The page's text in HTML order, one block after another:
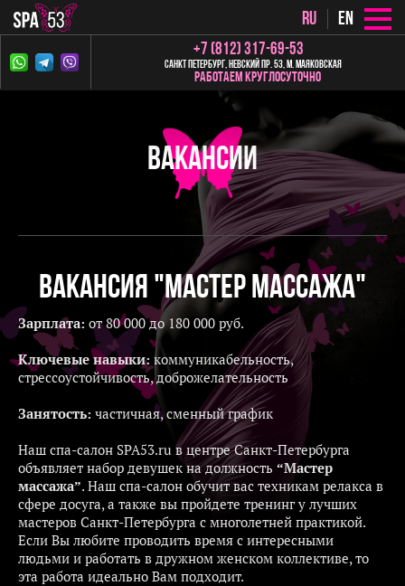
ru en
+7 (812) 317-69-53
Санкт Петербург, Невский пр. 53, м. Маяковская
работаем круглосуточно
Вакансии
Вакансия "Мастер массажа"
Зарплата: от 80 000 до 180 000 руб.
Ключевые навыки: коммуникабельность,
cтрессоустойчивость, доброжелательность
Занятость: частичная, сменный график
Наш спа-салон SPA53.ru в центре Санкт-Петербурга
объявляет набор девушек на должность “Мастер
массажа”. Наш спа-салон обучит вас техникам релакса в
сфере досуга, а также вы пройдете тренинг у лучших
мастеров Санкт-Петербурга с многолетней практикой.
Если Вы любите проводить время с интересными
людьми и работать в дружном женском коллективе, то
эта работа идеально Вам подходит.